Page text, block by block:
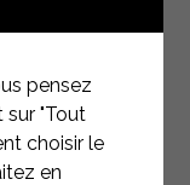
pensez
sur "Tout
choisir le
en